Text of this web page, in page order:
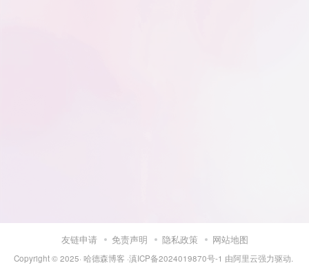
友链申请 免责声明 隐私政策 网站地图
Copyright © 2025· 哈德森博客 ·滇ICP备2024019870号-1 由阿里云强力驱动.